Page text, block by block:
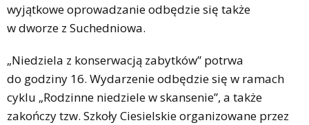
wyjątkowe oprowadzanie odbędzie się także
w dworze z Suchedniowa.
„Niedziela z konserwacją zabytków” potrwa
do godziny 16. Wydarzenie odbędzie się w ramach
cyklu „Rodzinne niedziele w skansenie”, a także
zakończy tzw. Szkoły Ciesielskie organizowane przez